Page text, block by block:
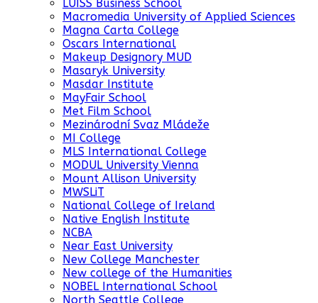
LUISS Business School
Macromedia University of Applied Sciences
Magna Carta College
Oscars International
Makeup Designory MUD
Masaryk University
Masdar Institute
MayFair School
Met Film School
Mezinárodní Svaz Mládeže
MI College
MLS International College
MODUL University Vienna
Mount Allison University
MWSLiT
National College of Ireland
Native English Institute
NCBA
Near East University
New College Manchester
New college of the Humanities
NOBEL International School
North Seattle College